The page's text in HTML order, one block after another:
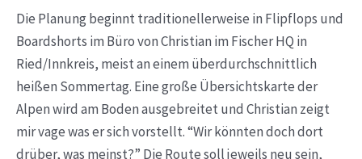
Die Planung beginnt traditionellerweise in Flipflops und
Boardshorts im Büro von Christian im Fischer HQ in
Ried/Innkreis, meist an einem überdurchschnittlich
heißen Sommertag. Eine große Übersichtskarte der
Alpen wird am Boden ausgebreitet und Christian zeigt
mir vage was er sich vorstellt. “Wir könnten doch dort
drüber, was meinst?” Die Route soll jeweils neu sein,